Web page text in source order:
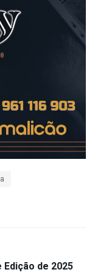
de 2025